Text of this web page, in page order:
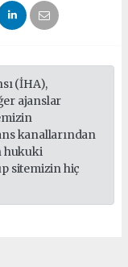
(İHA),
ajanslar
kanallarından
hukuki
sitemizin hiç